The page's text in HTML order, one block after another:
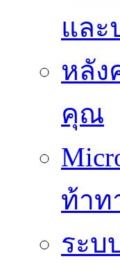
และ
หลัง
คุณ
ท้าท
ระบ